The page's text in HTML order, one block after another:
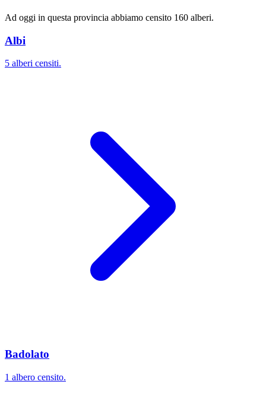
Ad oggi in questa provincia abbiamo censito 160 alberi.
Albi
5 alberi censiti.
Badolato
1 albero censito.